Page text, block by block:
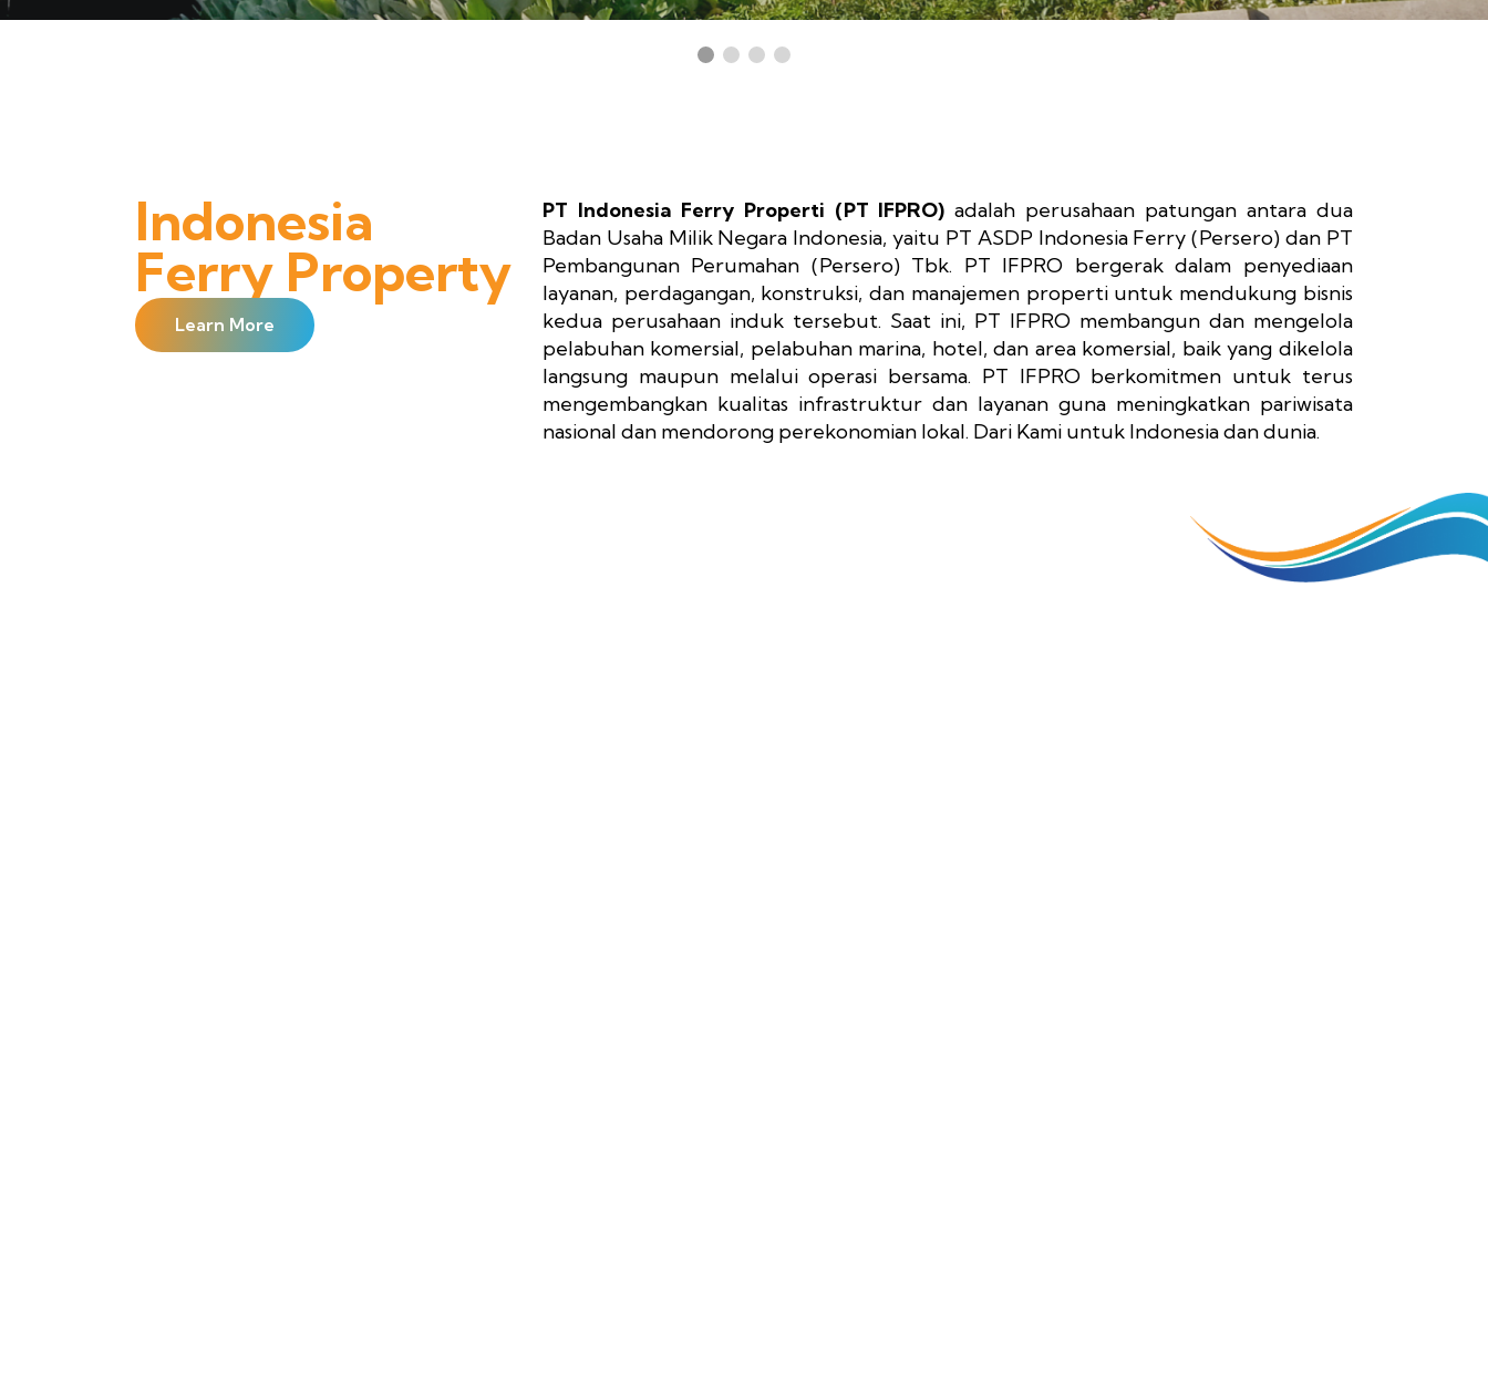
Indonesia
Ferry Property
Learn More
PT Indonesia Ferry Properti (PT IFPRO) adalah perusahaan patungan antara dua
Badan Usaha Milik Negara Indonesia, yaitu PT ASDP Indonesia Ferry (Persero) dan PT
Pembangunan Perumahan (Persero) Tbk. PT IFPRO bergerak dalam penyediaan
layanan, perdagangan, konstruksi, dan manajemen properti untuk mendukung bisnis
kedua perusahaan induk tersebut. Saat ini, PT IFPRO membangun dan mengelola
pelabuhan komersial, pelabuhan marina, hotel, dan area komersial, baik yang dikelola
langsung maupun melalui operasi bersama. PT IFPRO berkomitmen untuk terus
mengembangkan kualitas infrastruktur dan layanan guna meningkatkan pariwisata
nasional dan mendorong perekonomian lokal. Dari Kami untuk Indonesia dan dunia.